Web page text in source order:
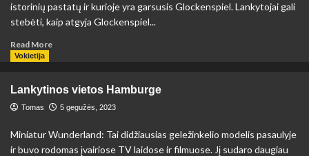
istorinių pastatų ir kurioje yra garsusis Glockenspiel. Lankytojai gali
stebėti, kaip atgyja Glockenspiel...
Read MoreRead
vietos
Miunchene
Vokietija
Lankytinos vietos Hamburge
Tomas 5 gegužės, 2023
Miniatur Wunderland: Tai didžiausias geležinkelio modelis pasaulyje
ir buvo rodomas įvairiose TV laidose ir filmuose. Jį sudaro daugiau